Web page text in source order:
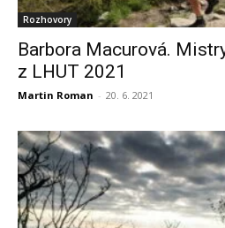
Rozhovory
Barbora Macurová.
z LHUT 2021
Martin Roman - 20. 6. 2021